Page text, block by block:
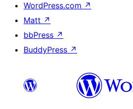
WordPress.com ↗
Matt ↗
bbPress ↗
BuddyPress ↗